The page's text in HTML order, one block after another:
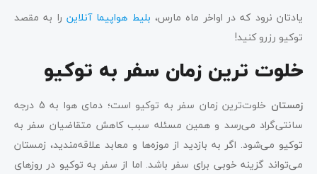
یادتان نرود که در اواخر ماه مارس، بلیط هواپیما آنلاین را به مقصد
توکیو رزرو کنید!
خلوت ترین زمان سفر به توکیو
زمستان
خلوت‌ترین زمان سفر به توکیو است؛ دمای هوا به 5 درجه
سانتی‌گراد می‌رسد و همین مسئله سبب کاهش متقاضیان سفر به
توکیو می‌شود. اگر به بازدید از موزه‌ها و معابد علاقه‌مندید، زمستان
می‌تواند گزینه خوبی برای سفر باشد. اما از سفر به توکیو در روزهای